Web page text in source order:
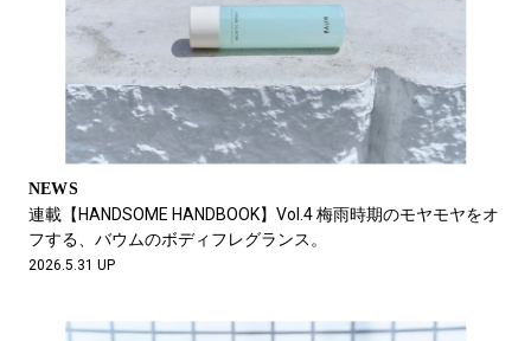
NEWS
連載【HANDSOME HANDBOOK】Vol.4 梅雨時期のモヤモヤをオ
フする、バウムのボディフレグランス。
2026.5.31 UP